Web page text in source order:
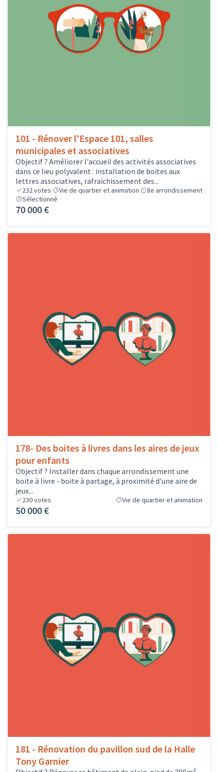
101 - Rénover l'Espace 101, salles
municipales et associatives
Objectif ? Améliorer l'accueil des activités associatives
dans ce lieu polyvalent : installation de boites aux
lettres associatives, rafraichissement des...
232votes Vie de quartier et animation
8e arrondissement
Sélectionné
70 000 €
178- Des boites à livres dans les aires de jeux
pour enfants
Objectif ? Installer dans chaque arrondissement une
boite à livre - boite à partage, à proximité d'une aire de
jeux...
230votes Vie de quartier et animation
50 000 €
181 - Rénovation du pavillon sud de la Halle
Tony Garnier